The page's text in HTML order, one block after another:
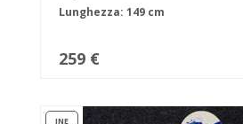
Lunghezza: 149 cm
259 €
INE